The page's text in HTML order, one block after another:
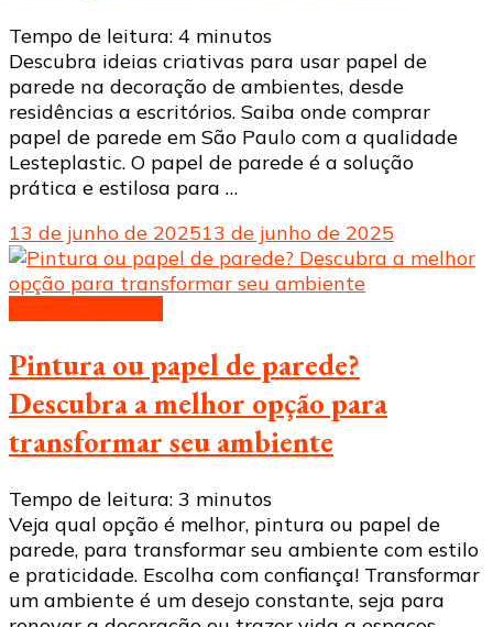
Tempo de leitura: 4 minutos
Descubra ideias criativas para usar papel de
parede na decoração de ambientes, desde
residências a escritórios. Saiba onde comprar
papel de parede em São Paulo com a qualidade
Lesteplastic. O papel de parede é a solução
prática e estilosa para …
13 de junho de 202513 de junho de 2025
Pintura ou papel de parede?
Descubra a melhor opção para
transformar seu ambiente
Tempo de leitura: 3 minutos
Veja qual opção é melhor, pintura ou papel de
parede, para transformar seu ambiente com estilo
e praticidade. Escolha com confiança! Transformar
um ambiente é um desejo constante, seja para